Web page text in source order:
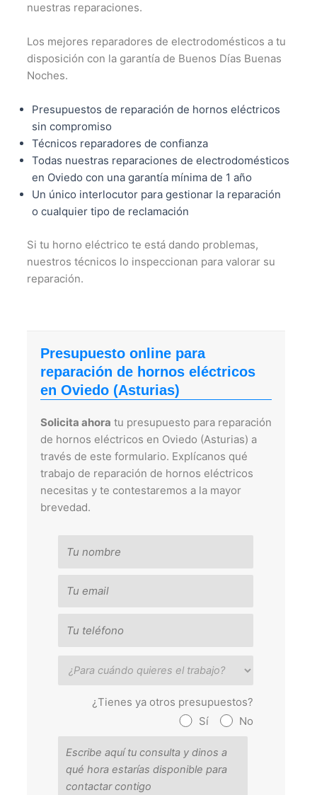
nuestras reparaciones.
Los mejores reparadores de electrodomésticos a tu
disposición con la garantía de Buenos Días Buenas
Noches.
Presupuestos de reparación de hornos eléctricos
sin compromiso
Técnicos reparadores de confianza
Todas nuestras reparaciones de electrodomésticos
en Oviedo con una garantía mínima de 1 año
Un único interlocutor para gestionar la reparación
o cualquier tipo de reclamación
Si tu horno eléctrico te está dando problemas,
nuestros técnicos lo inspeccionan para valorar su
reparación.
Presupuesto online para
reparación de hornos eléctricos
en Oviedo (Asturias)
Solicita ahora tu presupuesto para reparación
de hornos eléctricos en Oviedo (Asturias) a
través de este formulario. Explícanos qué
trabajo de reparación de hornos eléctricos
necesitas y te contestaremos a la mayor
brevedad.
¿Tienes ya otros presupuestos?
Sí
No